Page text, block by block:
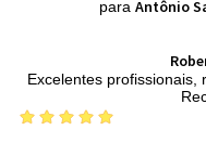
para Antônio
Excelentes profissionais,